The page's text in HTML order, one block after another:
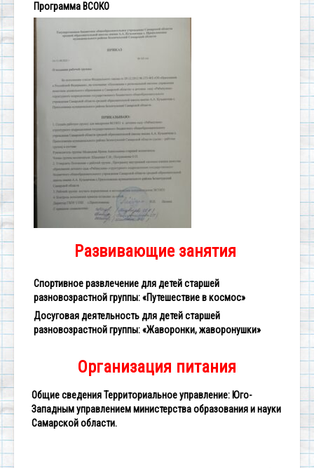
Программа ВСОКО
Развивающие занятия
Спортивное развлечение для детей старшей
разновозрастной группы: «Путешествие в космос»
Досуговая деятельность для детей старшей
разновозрастной группы: «Жаворонки, жаворонушки»
Организация питания
Общие сведенияТерриториальное управление: Юго-
Западным управлением министерства образования и науки
Самарской области.